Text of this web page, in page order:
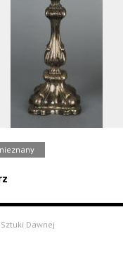
Dawnej